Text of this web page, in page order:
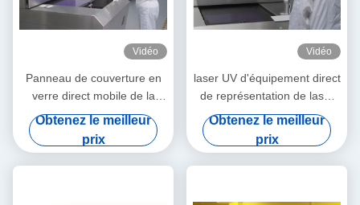
Vidéo
Panneau de couverture en
verre direct mobile de la
machine 2540dpi 133LPI 3D
de représentation de laser
Obtenez le meilleur
prix
Vidéo
laser UV d'équipement direct
de représentation de laser
de 1200x1300mm
Obtenez le meilleur
prix